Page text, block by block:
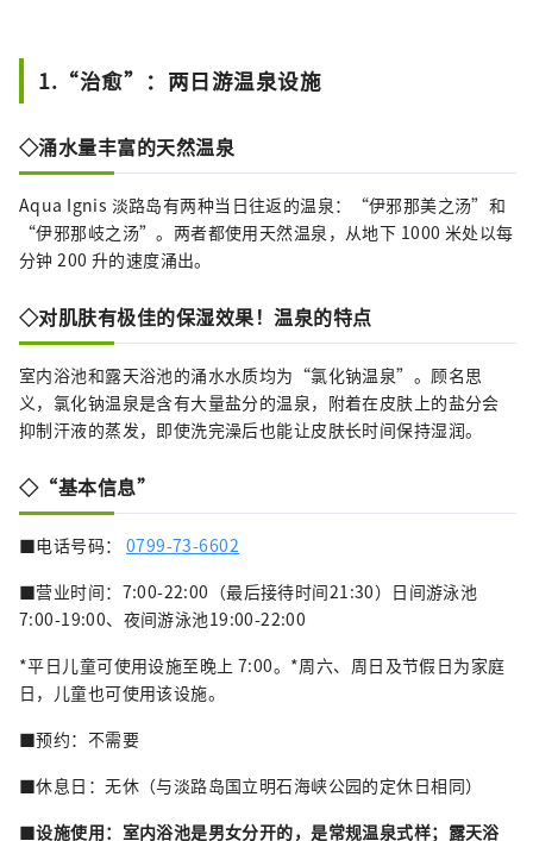
1.“治愈”：两日游温泉设施
◇涌水量丰富的天然温泉
Aqua Ignis 淡路岛有两种当日往返的温泉：“伊邪那美之汤”和
“伊邪那岐之汤”。两者都使用天然温泉，从地下 1000 米处以每
分钟 200 升的速度涌出。
◇对肌肤有极佳的保湿效果！温泉的特点
室内浴池和露天浴池的涌水水质均为“氯化钠温泉”。顾名思
义，氯化钠温泉是含有大量盐分的温泉，附着在皮肤上的盐分会
抑制汗液的蒸发，即使洗完澡后也能让皮肤长时间保持湿润。
◇“基本信息”
■电话号码： 0799-73-6602
■营业时间：7:00-22:00（最后接待时间21:30）日间游泳池
7:00-19:00、夜间游泳池19:00-22:00
*平日儿童可使用设施至晚上 7:00。*周六、周日及节假日为家庭
日，儿童也可使用该设施。
■预约：不需要
■休息日：无休（与淡路岛国立明石海峡公园的定休日相同）
■设施使用：室内浴池是男女分开的，是常规温泉式样；露天浴